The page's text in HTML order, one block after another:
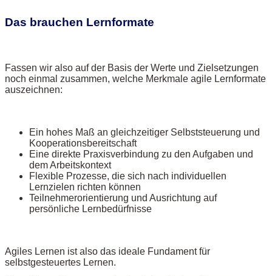
Das brauchen Lernformate
Fassen wir also auf der Basis der Werte und Zielsetzungen
noch einmal zusammen, welche Merkmale agile Lernformate
auszeichnen:
Ein hohes Maß an gleichzeitiger Selbststeuerung und
Kooperationsbereitschaft
Eine direkte Praxisverbindung zu den Aufgaben und
dem Arbeitskontext
Flexible Prozesse, die sich nach individuellen
Lernzielen richten können
Teilnehmerorientierung und Ausrichtung auf
persönliche Lernbedürfnisse
Agiles Lernen ist also das ideale Fundament für
selbstgesteuertes Lernen.